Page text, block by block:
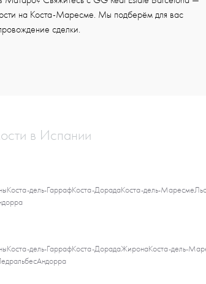
на Коста-Маресме. Мы подберём для вас
сделки.
в Испании
Коста-дель-ГаррафКоста-ДорадаКоста-дель-Маресме
Коста-дель-ГаррафКоста-ДорадаЖиронаКоста-дель-
Андорра